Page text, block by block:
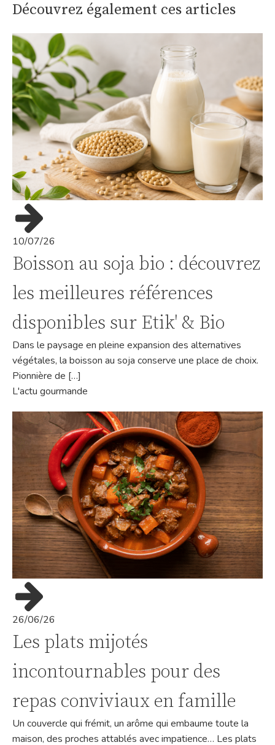
Découvrez également ces articles
10/07/26
Boisson au soja bio : découvrez
les meilleures références
disponibles sur Etik' & Bio
Dans le paysage en pleine expansion des alternatives
végétales, la boisson au soja conserve une place de choix.
Pionnière de […]
L'actu gourmande
26/06/26
Les plats mijotés
incontournables pour des
repas conviviaux en famille
Un couvercle qui frémit, un arôme qui embaume toute la
maison, des proches attablés avec impatience… Les plats